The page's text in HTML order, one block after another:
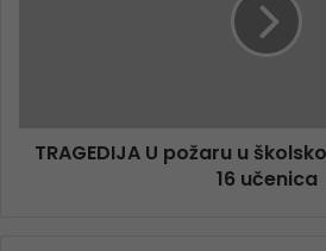
TRAGEDIJA U požaru u
16 učenica